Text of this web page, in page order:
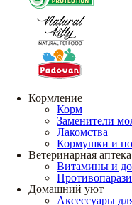
Кормление
Корм
Заменители
Лакомства
Кормушки и
Ветеринарная аптека
Витамины и
Домашний уют
Аксессуары